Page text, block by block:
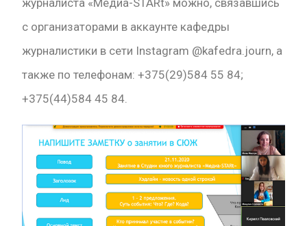
журналиста «Медиа-STARt» можно, связавшись
с организаторами в аккаунте кафедры
журналистики в сети Instagram @kafedra.journ, а
также по телефонам: +375(29)584 55 84;
+375(44)584 45 84.